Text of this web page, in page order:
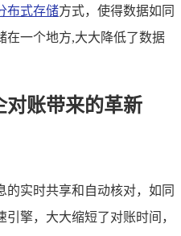
布式存储方式，使得数据如同
在一个地方,大大降低了数据
对账带来的革新
的实时共享和自动核对，如同
擎，大大缩短了对账时间，